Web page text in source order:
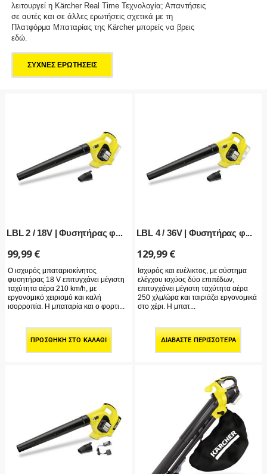
λειτουργεί η Kärcher Real Time Τεχνολογία; Απαντήσεις
σε αυτές και σε άλλες ερωτήσεις σχετικά με τη
Πλατφόρμα Μπαταρίας της Kärcher μπορείς να βρεις
εδώ.
ΣΥΧΝΕΣ ΕΡΩΤΗΣΕΙΣ
LBL 2 / 18V | Φυσητήρας φ...
99,99€
Ο ισχυρός μπαταριοκίνητος
φυσητήρας 18 V επιτυγχάνει μέγιστη
ταχύτητα αέρα 210 km/h, με
εργονομικό χειρισμό και καλή
ισορροπία. Η μπαταρία και ο φορτι...
ΠΡΟΣΘΉΚΗ ΣΤΟ ΚΑΛΆΘΙ
LBL 4 / 36V | Φυσητήρας φ...
129,99€
Ισχυρός και ευέλικτος, με σύστημα
ελέγχου ισχύος δύο επιπέδων,
επιτυγχάνει μέγιστη ταχύτητα αέρα
250 χλμ/ώρα και ταιριάζει εργονομικά
στο χέρι. Η μπατ...
ΔΙΑΒΆΣΤΕ ΠΕΡΙΣΣΌΤΕΡΑ